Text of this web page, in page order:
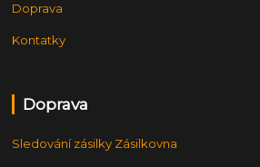
Doprava
Kontatky
Doprava
Sledování zásilky Zásilkovna